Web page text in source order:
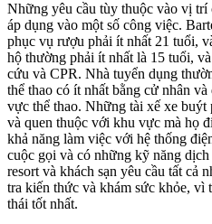
Những yêu cầu tùy thuộc vào vị
áp dụng vào một số công việc.
phục vụ rượu phải ít nhất 21 tuổi,
hộ thường phải ít nhất là 15 tuổi,
cứu và CPR. Nhà tuyển dụng
thể thao có ít nhất bằng cử nhân
vực thể thao. Những tài xế xe buýt
và quen thuộc với khu vực mà họ
khả năng làm việc với hệ thống
cuộc gọi và có những kỹ năng
resort và khách sạn yêu cầu tất cả
tra kiến thức và khám sức khỏe, vì
thái tốt nhất.